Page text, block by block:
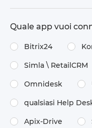
Quale app vuoi
Bitrix24
Simla \​ RetailCRM
Omnidesk
qualsiasi Help
Apix-Drive